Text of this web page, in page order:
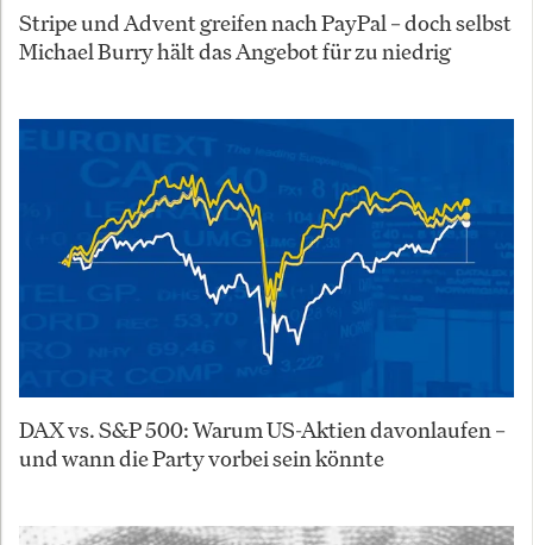
Stripe und Advent greifen nach PayPal – doch selbst
Michael Burry hält das Angebot für zu niedrig
DAX vs. S&P 500: Warum US-Aktien davonlaufen –
und wann die Party vorbei sein könnte